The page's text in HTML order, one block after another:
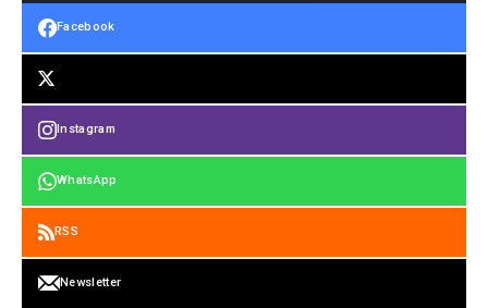
Facebook
Instagram
WhatsApp
RSS
Newsletter